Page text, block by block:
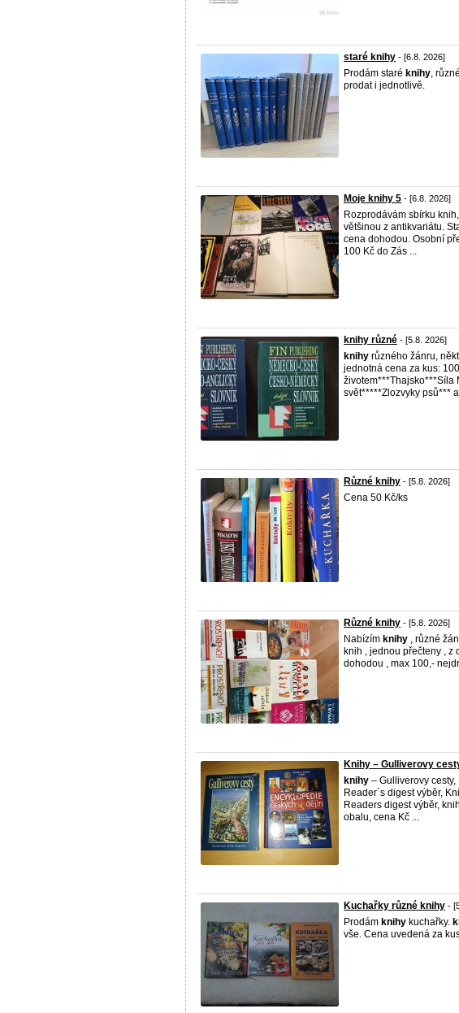
staré knihy - [6.8. 2026]
Prodám staré knihy,
prodat i jednotlivě.
Moje knihy 5 - [6.8. 2026]
Rozprodávám sbírku
většinou z antikvariátu.
cena dohodou. Osobní
100 Kč do Zás ...
knihy různé - [5.8. 2026]
knihy různého žánru,
jednotná cena za kus:
životem***Thajsko***Síla
svět*****Zlozvyky psů***
Různé knihy - [5.8. 2026]
Cena 50 Kč/ks
Různé knihy - [5.8. 2026]
Nabízím knihy , různé
knih , jednou přečteny , z
dohodou , max 100,-
Knihy – Gulliverovy
knihy – Gulliverovy
Reader´s digest výběr,
Readers digest výběr,
obalu, cena Kč ...
Kuchařky různé knihy -
Prodám knihy kuchařky.
vše. Cena uvedená za